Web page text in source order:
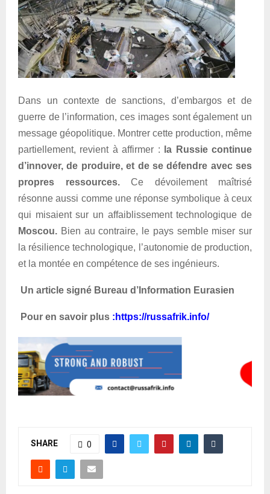
Dans un contexte de sanctions, d’embargos et de
guerre de l’information, ces images sont également un
message géopolitique. Montrer cette production, même
partiellement, revient à affirmer :
la Russie continue
d’innover, de produire, et de se défendre avec ses
propres ressources. Ce dévoilement maîtrisé
résonne aussi comme une réponse symbolique à ceux
qui misaient sur un affaiblissement technologique de
Moscou. Bien au contraire, le pays semble miser sur
la résilience technologique, l’autonomie de production,
et la montée en compétence de ses ingénieurs.
Un article signé Bureau d’Information Eurasien
Pour en savoir plus : https://russafrik.info/
SHARE 0